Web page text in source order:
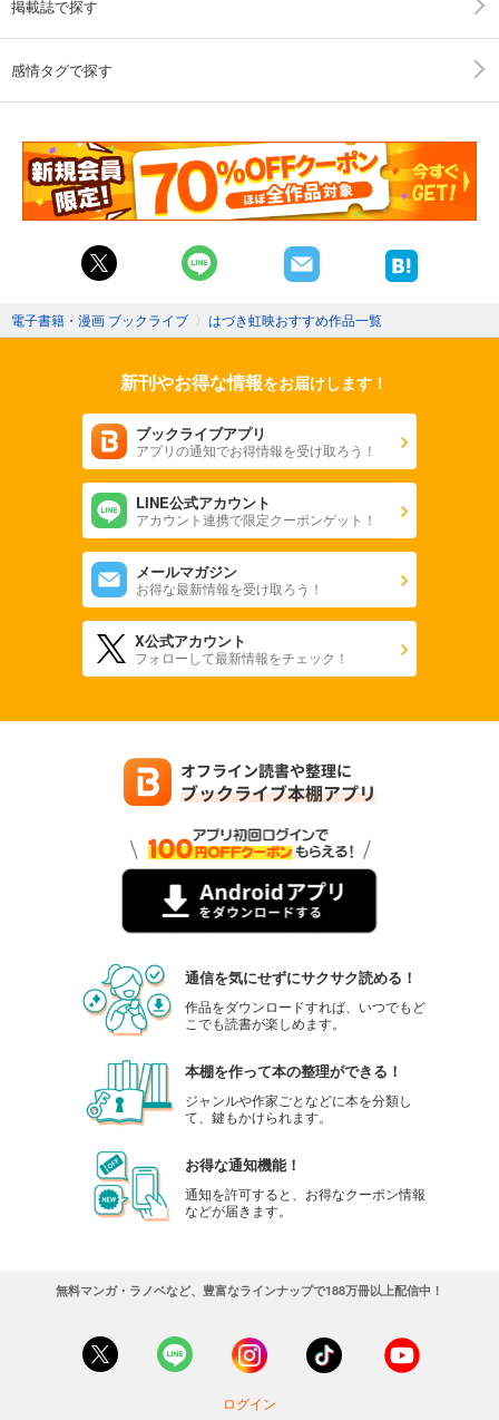
掲載誌で探す
感情タグで探す
電子書籍・漫画 ブックライブ 〉 はづき虹映おすすめ作品一覧
新刊やお得な情報をお届けします！
ブックライブアプリ
アプリの通知でお得情報を受け取ろう！
LINE公式アカウント
アカウント連携で限定クーポンゲット！
メールマガジン
お得な最新情報を受け取ろう！
X公式アカウント
フォローして最新情報をチェック！
通信を気にせずにサクサク読める！
作品をダウンロードすれば、いつでもど
こでも読書が楽しめます。
本棚を作って本の整理ができる！
ジャンルや作家ごとなどに本を分類し
て、鍵もかけられます。
お得な通知機能！
通知を許可すると、お得なクーポン情報
などが届きます。
無料マンガ・ラノベなど、豊富なラインナップで188万冊以上配信中！
ログイン